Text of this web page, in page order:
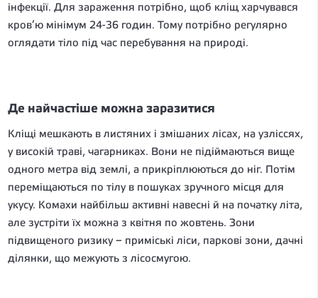
інфекції. Для зараження потрібно, щоб кліщ харчувався
кров’ю мінімум 24-36 годин. Тому потрібно регулярно
оглядати тіло під час перебування на природі.
Де найчастіше можна заразитися
Кліщі мешкають в листяних і змішаних лісах, на узліссях,
у високій траві, чагарниках. Вони не підіймаються вище
одного метра від землі, а прикріплюються до ніг. Потім
переміщаються по тілу в пошуках зручного місця для
укусу. Комахи найбільш активні навесні й на початку літа,
але зустріти їх можна з квітня по жовтень. Зони
підвищеного ризику – приміські ліси, паркові зони, дачні
ділянки, що межують з лісосмугою.